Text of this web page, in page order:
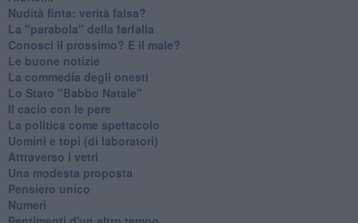
Nudità finta: verità falsa?
La "parabola" della farfalla
Conosci il prossimo? E il male?
Le buone notizie
La commedia degli onesti
Lo Stato "Babbo Natale"
Il cacio con le pere
La politica come spettacolo
Uomini e topi (di laboratori)
Attraverso i vetri
Una modesta proposta
Pensiero unico
Numeri